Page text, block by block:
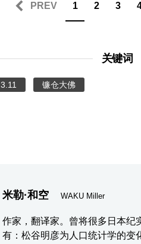
PREV 1 2 3
关键词
3.11 镰仓大佛
米勒·和空 WAKU Miller
作家，翻译家。曾将很多日本纪
有：松谷明彦为人口统计学的变